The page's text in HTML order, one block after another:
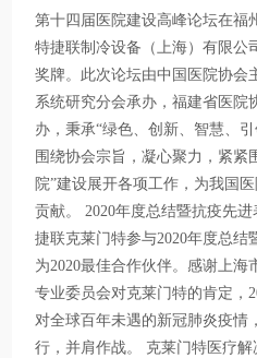
第十四届医院建设高峰论坛在福
特捷联制冷设备（上海）有限公
奖牌。此次论坛由中国医院协会
系统研究分会承办，福建省医院
办，秉承“绿色、创新、智慧、
围绕协会宗旨，凝心聚力，紧紧
院”建设展开各项工作，为我国
贡献。 2020年度总结暨抗疫先进
捷联克莱门特参与2020年度总
为2020最佳合作伙伴。感谢上海
专业委员会对克莱门特的肯定，
对全球百年未遇的新冠肺炎疫情
行，并肩作战。 克莱门特医疗